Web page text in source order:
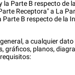
Parte B respecto de
Receptora" a La
B respecto de la
a cualquier
gráficos, planos,